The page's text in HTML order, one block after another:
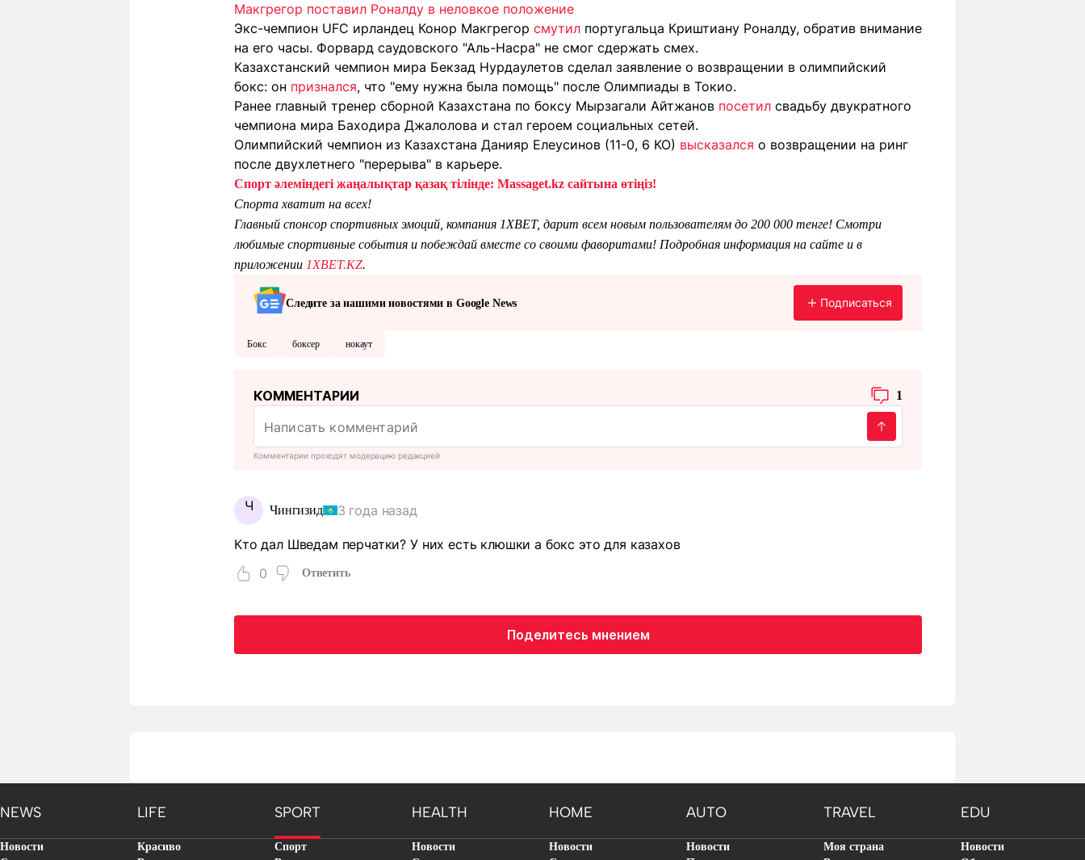
Макгрегор поставил Роналду в неловкое положение
Экс-чемпион UFC ирландец Конор Макгрегор смутил португальца Криштиану Роналду, обратив внимание
на его часы. Форвард саудовского "Аль-Насра" не смог сдержать смех.
Казахстанский чемпион мира Бекзад Нурдаулетов сделал заявление о возвращении в олимпийский
бокс: он признался, что "ему нужна была помощь" после Олимпиады в Токио.
Ранее главный тренер сборной Казахстана по боксу Мырзагали Айтжанов посетил свадьбу двукратного
чемпиона мира Баходира Джалолова и стал героем социальных сетей.
Олимпийский чемпион из Казахстана Данияр Елеусинов (11-0, 6 КО) высказался о возвращении на ринг
после двухлетнего "перерыва" в карьере.
Спорт әлеміндегі жаңалықтар қазақ тілінде: Massaget.kz сайтына өтіңіз!
Спорта хватит на всех!
Главный спонсор спортивных эмоций, компания 1XBET, дарит всем новым пользователям до 200 000 тенге! Смотри
любимые спортивные события и побеждай вместе со своими фаворитами! Подробная информация на сайте и в
приложении 1XBET.KZ.
Следите за нашими новостями в Google News Подписаться
Бокс боксер нокаут
КОММЕНТАРИИ 1
Комментарии проходят модерацию редакцией
Ч Чингизид 3 года назад
Кто дал Шведам перчатки? У них есть клюшки а бокс это для казахов
0
Ответить
Поделитесь мнением
NEWS LIFE SPORT HEALTH HOME AUTO TRAVEL EDU
Новости
Красиво
Спорт
Новости
Новости
Новости
Моя страна
Новости